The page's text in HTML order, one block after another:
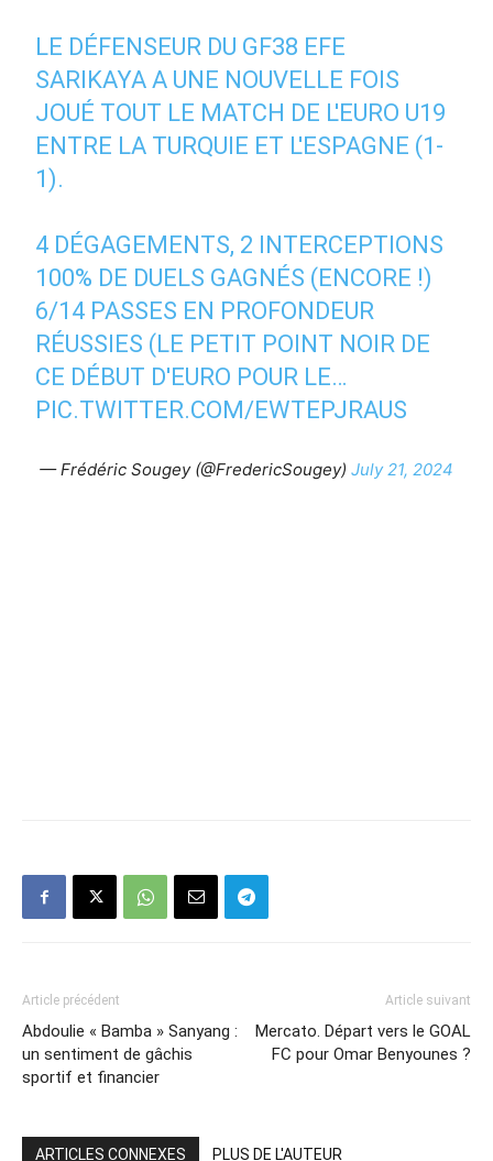
LE DÉFENSEUR DU GF38 EFE
SARIKAYA A UNE NOUVELLE FOIS
JOUÉ TOUT LE MATCH DE L'EURO U19
ENTRE LA TURQUIE ET L'ESPAGNE (1-
1).
4 DÉGAGEMENTS, 2 INTERCEPTIONS
100% DE DUELS GAGNÉS (ENCORE !)
6/14 PASSES EN PROFONDEUR
RÉUSSIES (LE PETIT POINT NOIR DE
CE DÉBUT D'EURO POUR LE…
PIC.TWITTER.COM/EWTEPJRAUS
— Frédéric Sougey (@FredericSougey) July 21, 2024
Article précédent
Abdoulie « Bamba » Sanyang :
un sentiment de gâchis
sportif et financier
Article suivant
Mercato. Départ vers le GOAL
FC pour Omar Benyounes ?
ARTICLES CONNEXES PLUS DE L'AUTEUR